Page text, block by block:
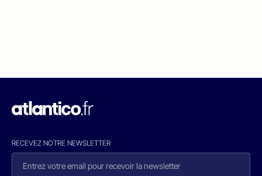
RECEVEZ NOTRE NEWSLETTER